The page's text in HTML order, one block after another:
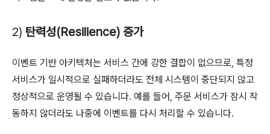
2) 탄력성(Resilience) 증가
이벤트 기반 아키텍처는 서비스 간에 강한 결합이 없으므로, 특정
서비스가 일시적으로 실패하더라도 전체 시스템이 중단되지 않고
정상적으로 운영될 수 있습니다. 예를 들어, 주문 서비스가 잠시 작
동하지 않더라도 나중에 이벤트를 다시 처리할 수 있습니다.